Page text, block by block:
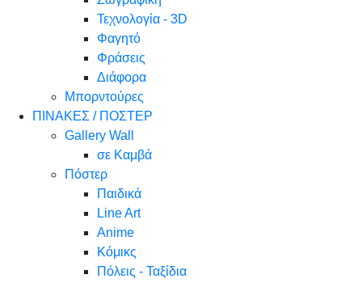
Τεχνολογία - 3D
Φαγητό
Φράσεις
Διάφορα
Μπορντούρες
ΠΙΝΑΚΕΣ / ΠΟΣΤΕΡ
Gallery Wall
σε Καμβά
Πόστερ
Παιδικά
Line Art
Anime
Κόμικς
Πόλεις - Ταξίδια